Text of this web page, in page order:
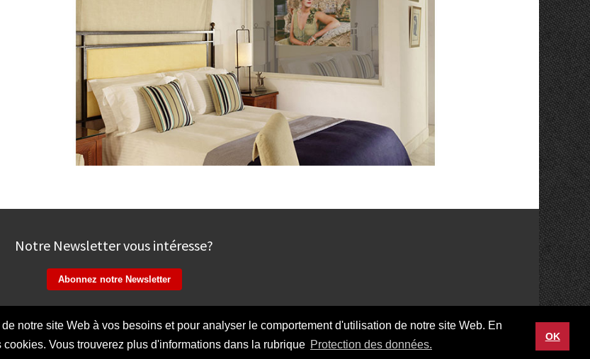
notre site Web à vos besoins et pour analyser le comportement d'utilisation de notre site Web. En
Vous trouverez plus d'informations dans la rubrique Protection des données.
OK
Notre Newsletter vous intéresse?
Protection des données Contact Facebook